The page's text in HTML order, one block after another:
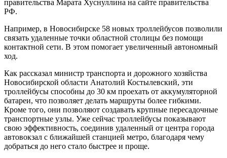
правительства Марата Хуснуллина на сайте правительства
РФ.
Например, в Новосибирске 58 новых троллейбусов позволили
связать удаленные точки областной столицы без помощи
контактной сети. В этом помогает увеличенный автономный
ход.
Как рассказал министр транспорта и дорожного хозяйства
Новосибирской области Анатолий Костылевский, эти
троллейбусы способны до 30 км проехать от аккумуляторной
батареи, что позволяет делать маршруты более гибкими.
Кроме того, они позволяют создавать крупные пересадочные
транспортные узлы. Уже сейчас троллейбусы показывают
свою эффективность, соединив удаленный от центра города
автовокзал с ближайшей станцией метро, благодаря чему
добраться до него стало быстрее и проще.